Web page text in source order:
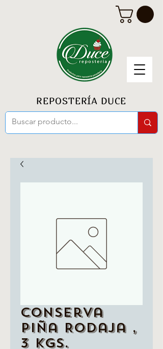
REPOSTERÍA DUCE
Conserva
Piña Rodaja ,
3 Kgs.